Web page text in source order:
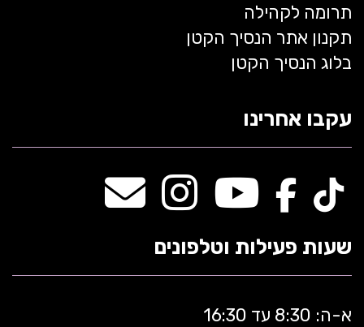
תרומה לקהילה
תקנון אתר הנסיך הקטן
בלוג הנסיך הקטן
עקבו אחרינו
שעות פעילות וטלפונים
א-ה: 8:30 עד 16:30